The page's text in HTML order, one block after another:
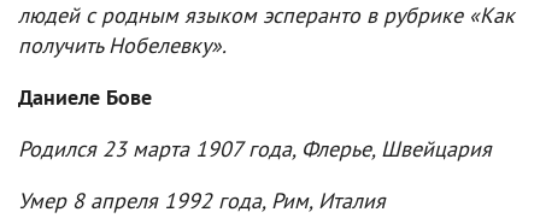
людей с родным языком эсперанто в рубрике «Как
получить Нобелевку».
Даниеле Бове
Родился 23 марта 1907 года, Флерье, Швейцария
Умер 8 апреля 1992 года, Рим, Италия